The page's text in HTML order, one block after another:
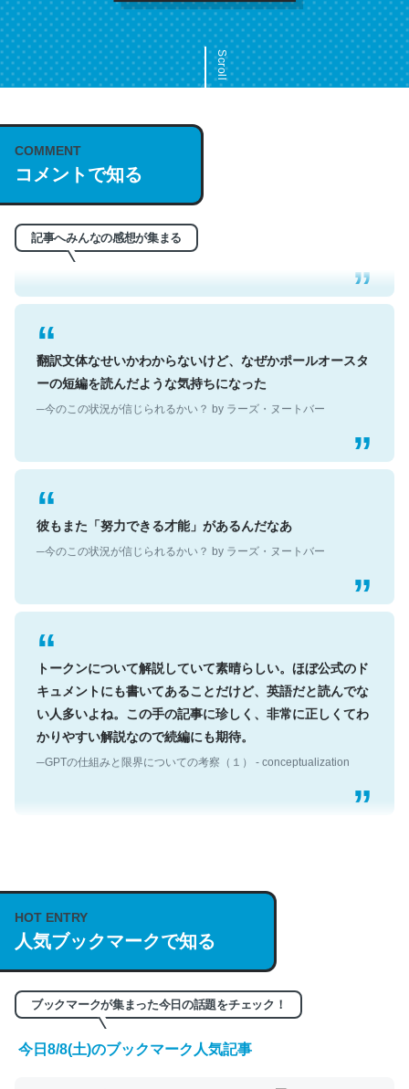
Scroll
COMMENT
コメントで知る
記事へみんなの感想が集まる
これは名文。彼はとてもクレバーなんだろうなと凄く思
う。英語少しでも読める人は原文もお勧め。自分はこの流
れ好き。Let’s Fucking Go. Then Covid hit. Shit.
─今のこの状況が信じられるかい？ by ラーズ・ヌートバー
翻訳文体なせいかわからないけど、なぜかポールオースタ
ーの短編を読んだような気持ちになった
─今のこの状況が信じられるかい？ by ラーズ・ヌートバー
彼もまた「努力できる才能」があるんだなあ
─今のこの状況が信じられるかい？ by ラーズ・ヌートバー
トークンについて解説していて素晴らしい。ほぼ公式のド
キュメントにも書いてあることだけど、英語だと読んでな
い人多いよね。この手の記事に珍しく、非常に正しくてわ
かりやすい解説なので続編にも期待。
─GPTの仕組みと限界についての考察（１） - conceptualization
説してる記事が少ないので貴重な良記事。/続編来た
https://isobe324649.hatenablog.com/entry/2023/03/27
/064121
─GPTの仕組みと限界についての考察（１） - conceptualization
HOT ENTRY
人気ブックマークで知る
ブックマークが集まった今日の話題をチェック！
今日8/8(土)のブックマーク人気記事